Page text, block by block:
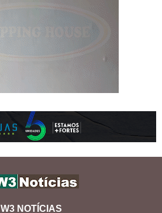
W3 NOTÍCIAS